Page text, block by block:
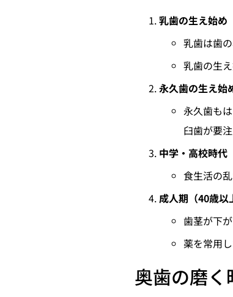
乳歯の生え始め
乳歯は歯
乳歯の生
永久歯の生え始
永久歯も
臼歯が要注
中学・高校時代
食生活の
成人期（40歳以
歯茎が下
薬を常用
奥歯の磨く